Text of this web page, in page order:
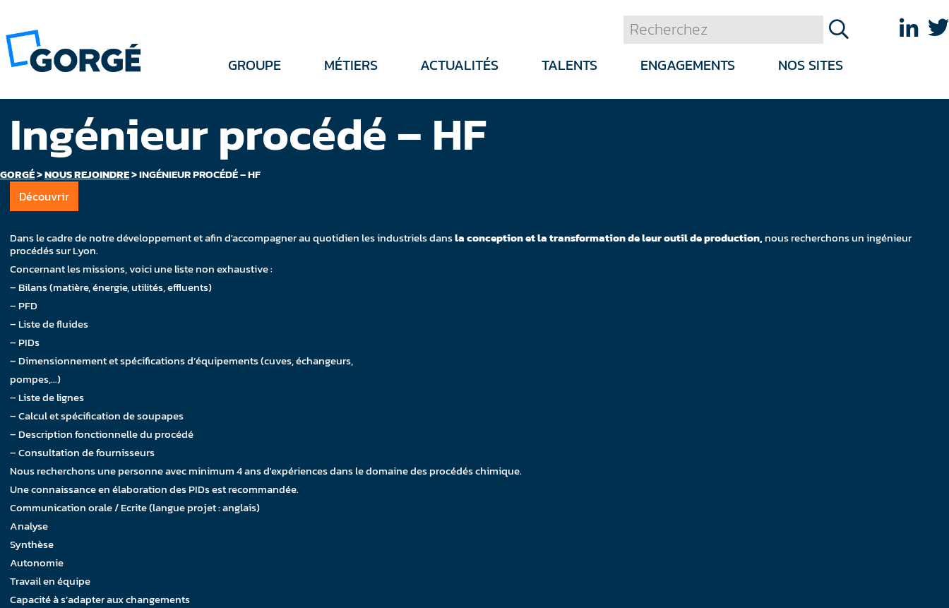
GROUPE MÉTIERS ACTUALITÉS TALENTS ENGAGEMENTS NOS SITES
GORGÉ>NOUS REJOINDRE>INGÉNIEUR PROCÉDÉ – HF
Ingénieur procédé – HF
Découvrir
Dans le cadre de notre développement et afin d'accompagner au quotidien les industriels dansla conception et latransformation de leur outil de production,nous recherchons un ingénieur
procédés sur Lyon.
Concernant les missions, voici une liste non exhaustive :
– Bilans (matière, énergie, utilités, effluents)
– PFD
– Liste de fluides
– PIDs
– Dimensionnement et spécifications d’équipements (cuves, échangeurs,
pompes,…)
– Liste de lignes
– Calcul et spécification de soupapes
– Description fonctionnelle du procédé
– Consultation de fournisseurs
Nous recherchons une personne avec minimum 4 ans d'expériences dans le domaine des procédés chimique.
Une connaissance en élaboration des PIDs est recommandée.
Communication orale / Ecrite (langue projet : anglais)
Analyse
Synthèse
Autonomie
Travail en équipe
Capacité à s’adapter aux changements